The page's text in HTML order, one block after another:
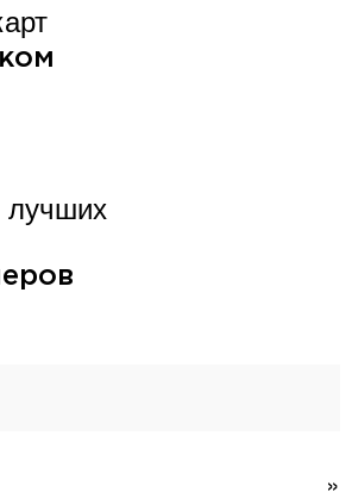
лучших